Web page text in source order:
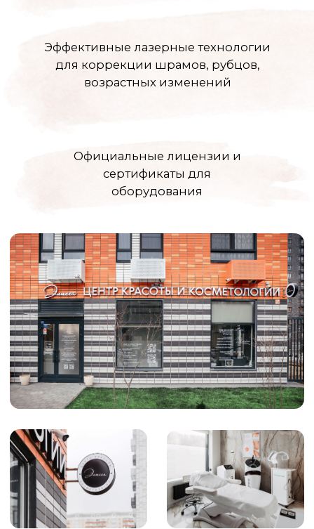
Андреевна
ЗАПИСАТЬСЯ
ВСЕ СПЕЦИАЛИСТЫ
star5792@mail.ru
10:00 - 22:00
Контакты
e-mail
+7 (925) 366-65-55
Телефон
График работы
Дрожжино, ул. Южная, д. 16к2
Адрес
ООО «ЦЕНТР КРАСОТЫ
И КОСМЕТОЛОГИИ ЭЛИССА»